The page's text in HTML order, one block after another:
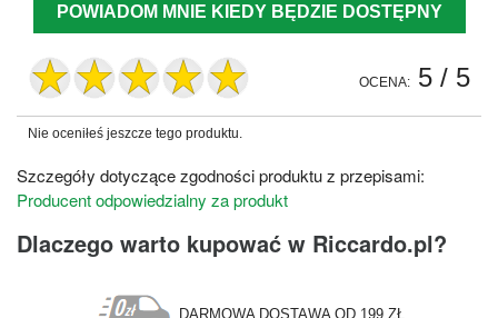
POWIADOM MNIE KIEDY BĘDZIE DOSTĘPNY
OCENA: 5 / 5
Nie oceniłeś jeszcze tego produktu.
Szczegóły dotyczące zgodności produktu z przepisami:
Producent odpowiedzialny za produkt
Dlaczego warto kupować w Riccardo.pl?
DARMOWA DOSTAWA OD 199 ZŁ